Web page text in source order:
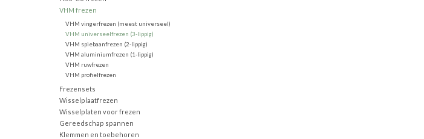
VHM frezen
VHM vingerfrezen (meest universeel)
VHM universeelfrezen (3-lippig)
VHM spiebaanfrezen (2-lippig)
VHM aluminiumfrezen (1-lippig)
VHM ruwfrezen
VHM profielfrezen
Frezensets
Wisselplaatfrezen
Wisselplaten voor frezen
Gereedschap spannen
Klemmen en toebehoren